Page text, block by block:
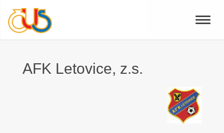
Toggle
AFK Letovice, z.s.